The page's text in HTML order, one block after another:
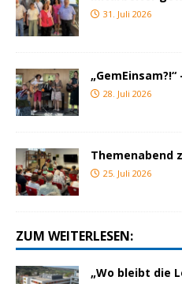
31. Juli 2026
28. Juli 2026
Themenabend
25. Juli 2026
ZUM WEITERLESEN:
„Wo bleibt die